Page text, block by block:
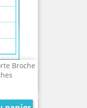
Broche